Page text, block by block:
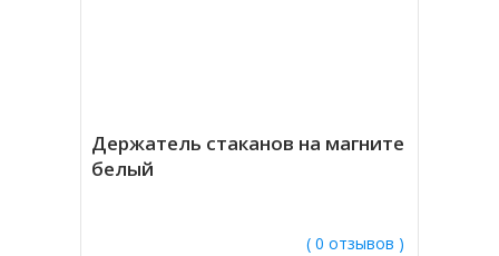
Держатель стаканов на магните
белый
( 0 отзывов )